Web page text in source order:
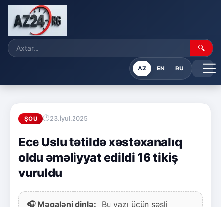
🔍
AZ EN RU
ŞOU 23.İyul.2025
Ece Uslu tətildə xəstəxanalıq
oldu əməliyyat edildi 16 tikiş
vuruldu
🎧 Məqaləni dinlə:
Bu yazı üçün səsli